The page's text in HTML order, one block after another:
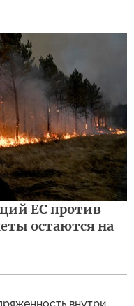
ЕС против
остаются на